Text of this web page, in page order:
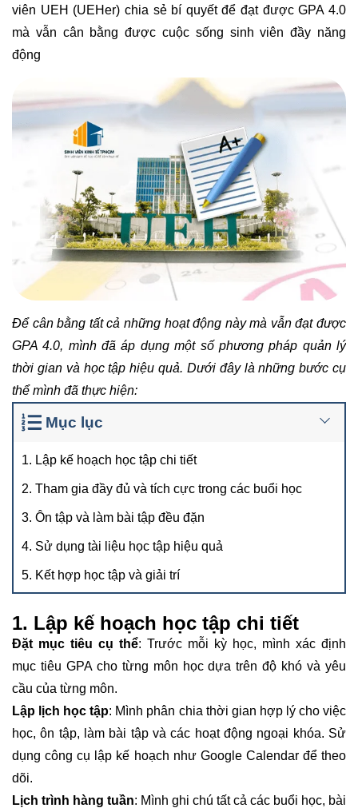
viên UEH (UEHer) chia sẻ bí quyết để đạt được GPA 4.0
mà vẫn cân bằng được cuộc sống sinh viên đầy năng
động
Để cân bằng tất cả những hoạt động này mà vẫn đạt được
GPA 4.0, mình đã áp dụng một số phương pháp quản lý
thời gian và học tập hiệu quả. Dưới đây là những bước cụ
thể mình đã thực hiện:
Mục lục
1. Lập kế hoạch học tập chi tiết
2. Tham gia đầy đủ và tích cực trong các buổi học
3. Ôn tập và làm bài tập đều đặn
4. Sử dụng tài liệu học tập hiệu quả
5. Kết hợp học tập và giải trí
1. Lập kế hoạch học tập chi tiết
Đặt mục tiêu cụ thể: Trước mỗi kỳ học, mình xác định
mục tiêu GPA cho từng môn học dựa trên độ khó và yêu
cầu của từng môn.
Lập lịch học tập: Mình phân chia thời gian hợp lý cho việc
học, ôn tập, làm bài tập và các hoạt động ngoại khóa. Sử
dụng công cụ lập kế hoạch như Google Calendar để theo
dõi.
Lịch trình hàng tuần: Mình ghi chú tất cả các buổi học, bài